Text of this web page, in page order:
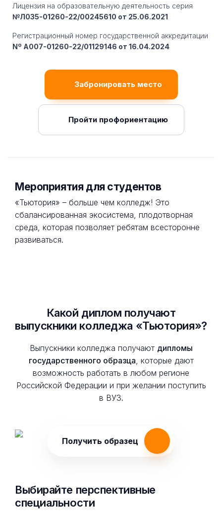
Лицензия на образовательную деятельность серия
№Л035-01260-22/00245610 от 25.06.2021
Регистрационный номер государственной аккредитации
Nº A007-01260-22/01129146 от 16.04.2024
Забронировать место
Пройти профориентацию
Мероприятия для студентов
«Тьютория» – больше чем колледж! Это
сбалансированная экосистема, плодотворная
среда, которая позволяет ребятам всесторонне
развиваться.
Какой диплом получают
выпускники колледжа «Тьютория»?
Выпускники колледжа получают дипломы
государственного образца , которые дают
возможность работать в любом регионе
Российской Федерации и при желании поступить
в ВУЗ.
Получить образец
Выбирайте перспективные
специальности